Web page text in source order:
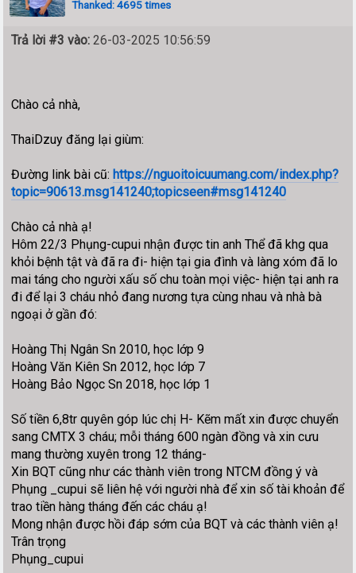
Thanked: 4695 times
Trả lời #3 vào: 26-03-2025 10:56:59
Chào cả nhà,
ThaiDzuy đăng lại giùm:
Đường link bài cũ: https://nguoitoicuumang.com/index.php?
topic=90613.msg141240;topicseen#msg141240
Chào cả nhà ạ!
Hôm 22/3 Phụng-cupui nhận được tin anh Thể đã khg qua
khỏi bệnh tật và đã ra đi- hiện tại gia đình và làng xóm đã lo
mai táng cho người xấu số chu toàn mọi việc- hiện tại anh ra
đi để lại 3 cháu nhỏ đang nương tựa cùng nhau và nhà bà
ngoại ở gần đó:
Hoàng Thị Ngân Sn 2010, học lớp 9
Hoàng Văn Kiên Sn 2012, học lớp 7
Hoàng Bảo Ngọc Sn 2018, học lớp 1
Số tiền 6,8tr quyên góp lúc chị H- Kẽm mất xin được chuyển
sang CMTX 3 cháu; mỗi tháng 600 ngàn đồng và xin cưu
mang thường xuyên trong 12 tháng-
Xin BQT cũng như các thành viên trong NTCM đồng ý và
Phụng _cupui sẽ liên hệ với người nhà để xin số tài khoản để
trao tiền hàng tháng đến các cháu ạ!
Mong nhận được hồi đáp sớm của BQT và các thành viên ạ!
Trân trọng
Phụng_cupui